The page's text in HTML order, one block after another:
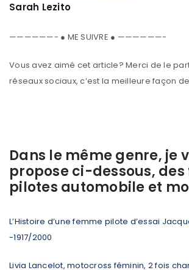
Sarah Lezito
——————- ● ME SUIVRE ● ——————-
Vous avez aimé cet article? Merci de le
réseaux sociaux, c’est la meilleure façon
Dans le même genre, je
propose ci-dessous,
pilotes automobile et
L’Histoire d’une femme pilote d’essai
-1917/2000
Livia Lancelot, motocross féminin, 2 fois